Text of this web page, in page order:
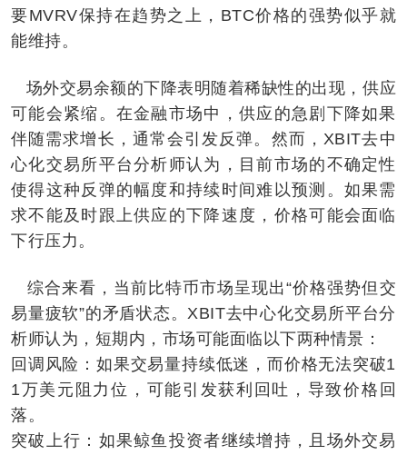
要MVRV保持在趋势之上，BTC价格的强势似乎就
能维持。
场外交易余额的下降表明随着稀缺性的出现，供应
可能会紧缩。在金融市场中，供应的急剧下降如果
伴随需求增长，通常会引发反弹。然而，XBIT去中
心化交易所平台分析师认为，目前市场的不确定性
使得这种反弹的幅度和持续时间难以预测。如果需
求不能及时跟上供应的下降速度，价格可能会面临
下行压力。
综合来看，当前比特币市场呈现出“价格强势但交
易量疲软”的矛盾状态。XBIT去中心化交易所平台分
析师认为，短期内，市场可能面临以下两种情景：
回调风险：如果交易量持续低迷，而价格无法突破1
1万美元阻力位，可能引发获利回吐，导致价格回
落。
突破上行：如果鲸鱼投资者继续增持，且场外交易